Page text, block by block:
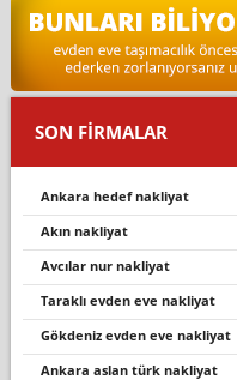
SON FİRMALAR
ankara hedef nakliyat
akin nakli̇yat
avcilar nur nakli̇yat
tarakli evden eve nakli̇yat
gökdeni̇z evden eve nakli̇yat
ankara aslan türk nakliyat